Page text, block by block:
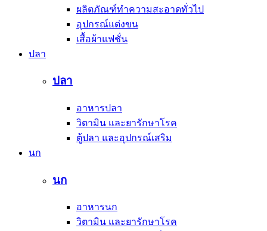
ผลิตภัณฑ์ทำความสะอาดทั่วไป
อุปกรณ์แต่งขน
เสื้อผ้าแฟชั่น
ปลา
ปลา
อาหารปลา
วิตามิน และยารักษาโรค
ตู้ปลา และอุปกรณ์เสริม
นก
นก
อาหารนก
วิตามิน และยารักษาโรค